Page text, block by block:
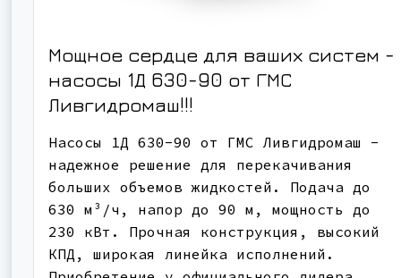
Мощное сердце для ваших систем -
насосы 1Д 630-90 от ГМС
Ливгидромаш!!!
Насосы 1Д 630-90 от ГМС Ливгидромаш -
надежное решение для перекачивания
больших объемов жидкостей. Подача до
630 м³/ч, напор до 90 м, мощность до
230 кВт. Прочная конструкция, высокий
КПД, широкая линейка исполнений.